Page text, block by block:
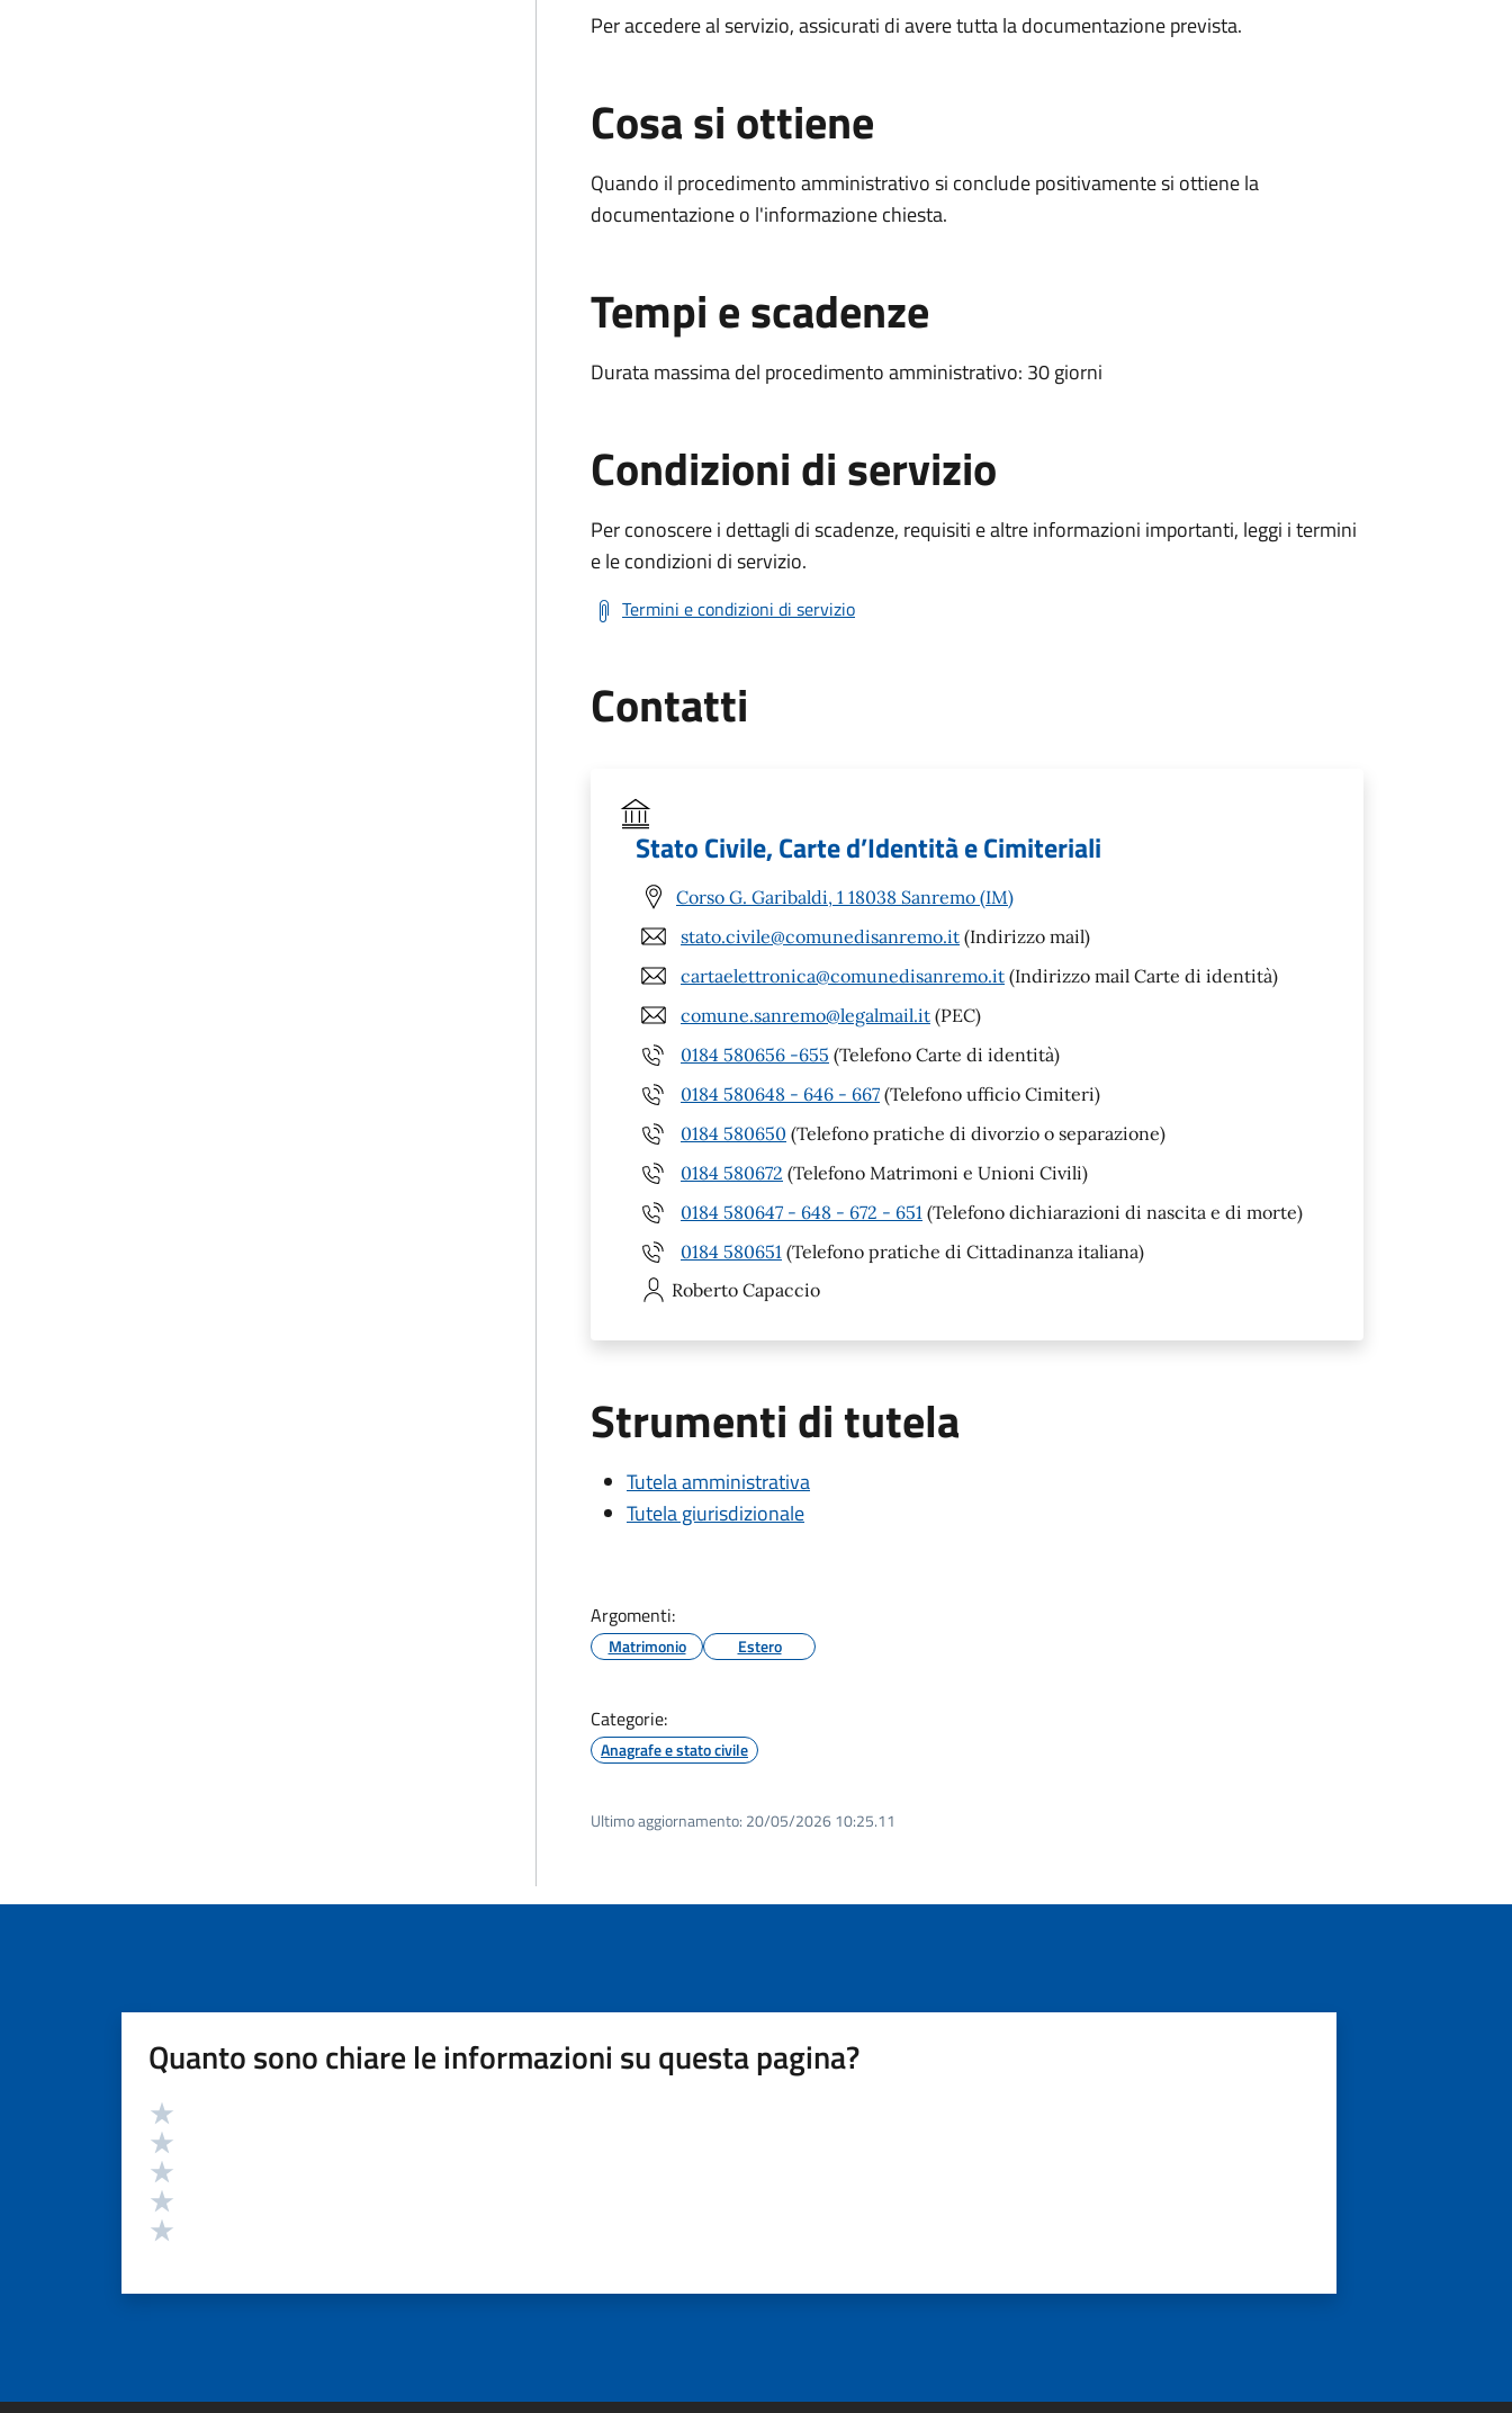
Per accedere al servizio, assicurati di avere tutta la documentazione prevista.
Cosa si ottiene
Quando il procedimento amministrativo si conclude positivamente si ottiene la
documentazione o l'informazione chiesta.
Tempi e scadenze
Durata massima del procedimento amministrativo: 30 giorni
Condizioni di servizio
Per conoscere i dettagli di scadenze, requisiti e altre informazioni importanti, leggi i termini
e le condizioni di servizio.
Termini e condizioni di servizio
Contatti
Stato Civile, Carte d’Identità e Cimiteriali
Corso G. Garibaldi, 1 18038 Sanremo (IM)
stato.civile@comunedisanremo.it (Indirizzo mail)
cartaelettronica@comunedisanremo.it (Indirizzo mail Carte di identità)
comune.sanremo@legalmail.it (PEC)
0184 580656 -655 (Telefono Carte di identità)
0184 580648 - 646 - 667 (Telefono ufficio Cimiteri)
0184 580650 (Telefono pratiche di divorzio o separazione)
0184 580672 (Telefono Matrimoni e Unioni Civili)
0184 580647 - 648 - 672 - 651 (Telefono dichiarazioni di nascita e di morte)
0184 580651 (Telefono pratiche di Cittadinanza italiana)
Roberto Capaccio
Strumenti di tutela
Tutela amministrativa
Tutela giurisdizionale
Argomenti:
Matrimonio Estero
Categorie:
Anagrafe e stato civile
Ultimo aggiornamento: 20/05/2026 10:25.11
Quanto sono chiare le informazioni su questa pagina?
Valutazione